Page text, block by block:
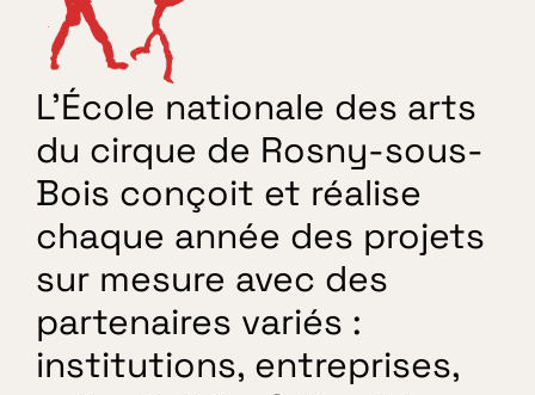
Entrainements libre
L’École nationale des arts
du cirque de Rosny-sous-
Bois conçoit et réalise
chaque année des projets
sur mesure avec des
partenaires variés :
institutions, entreprises,